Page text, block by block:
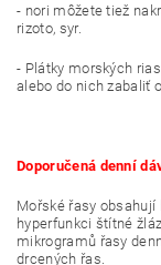
- nori môžete tiež
rizoto, syr.
- Plátky morských
alebo do nich zabaliť
Doporučená denní
Mořské řasy obsahují
hyperfunkci štítné
mikrogramů řasy
drcených řas.